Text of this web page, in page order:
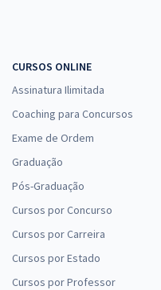
CURSOS ONLINE
Assinatura Ilimitada
Coaching para Concursos
Exame de Ordem
Graduação
Pós-Graduação
Cursos por Concurso
Cursos por Carreira
Cursos por Estado
Cursos por Professor